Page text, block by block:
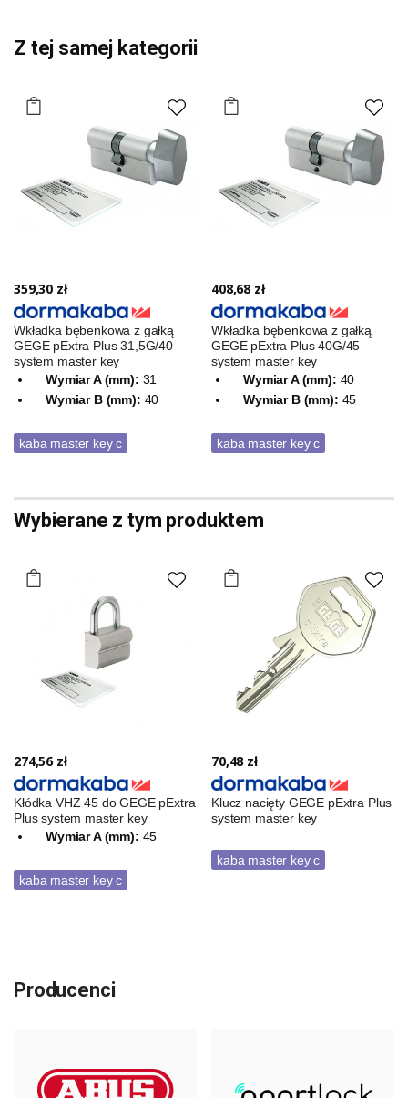
Z tej samej kategorii
359,30 zł
Wkładka bębenkowa z gałką
GEGE pExtra Plus 31,5G/40
system master key
Wymiar A (mm): 31
Wymiar B (mm): 40
kaba master key c
408,68 zł
Wkładka bębenkowa z gałką
GEGE pExtra Plus 40G/45
system master key
Wymiar A (mm): 40
Wymiar B (mm): 45
kaba master key c
Wybierane z tym produktem
274,56 zł
Kłódka VHZ 45 do GEGE pExtra
Plus system master key
Wymiar A (mm): 45
kaba master key c
70,48 zł
Klucz nacięty GEGE pExtra Plus
system master key
kaba master key c
Producenci